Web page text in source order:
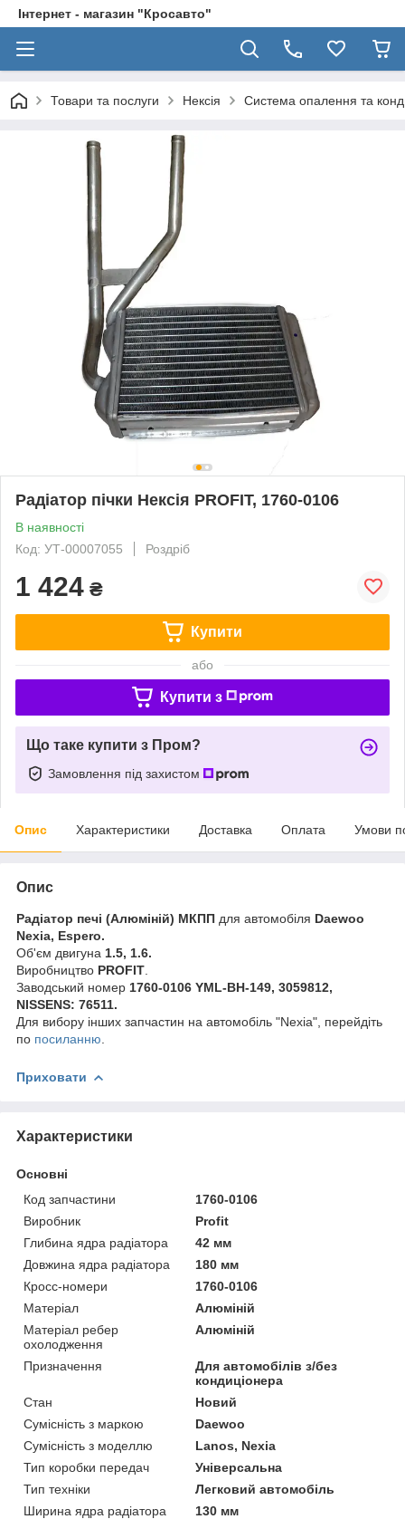
Інтернет - магазин "Кросавто"
Товари та послуги Нексія Система опалення та
Радіатор пічки Нексія PROFIT, 1760-0106
В наявності
Код: УТ-00007055
Роздріб
1 424 ₴
Купити
або
Купити з
Що таке купити з Пром?
Замовлення під захистом
Опис Характеристики Доставка Оплата Умови
Опис
Радіатор печі (Алюміній) МКПП для автомобіля Daewoo
Nexia, Espero.
Об'єм двигуна 1.5, 1.6.
Виробництво PROFIT
Заводський номер 1760-0106 YML-BH-149, 3059812,
NISSENS: 76511.
Для вибору інших запчастин на автомобіль "Nexia", перейдіть
по посиланню
Приховати
Характеристики
Основні
Код запчастини
1760-0106
Виробник
Profit
Глибина ядра радіатора
42 мм
Довжина ядра радіатора
180 мм
Кросс-номери
1760-0106
Матеріал
Алюміній
Матеріал ребер
охолодження
Алюміній
Призначення
Для автомобілів з/без
кондиціонера
Стан
Новий
Сумісність з маркою
Daewoo
Сумісність з моделлю
Lanos, Nexia
Тип коробки передач
Універсальна
Тип техніки
Легковий автомобіль
Ширина ядра радіатора
130 мм